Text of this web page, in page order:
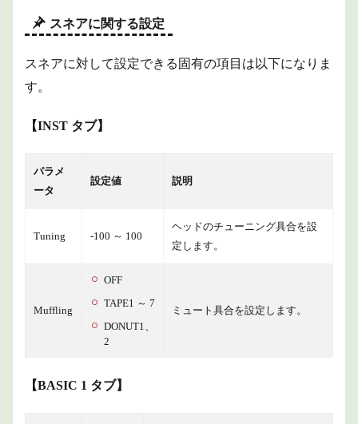
スネアに関する設定
スネアに対して設定できる固有の項目は以下になりま
す。
【INST タブ】
パラメ
ータ
設定値 説明
Tuning -100 ～ 100
ヘッドのチューニング具合を設
定します。
Muffling
OFF
TAPE1 ～ 7
DONUT1、
2
ミュート具合を設定します。
【BASIC 1 タブ】